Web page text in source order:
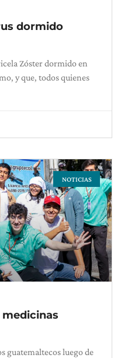
dormido
Zóster dormido en
y que, todos quienes
NOTICIAS
guatemaltecos luego de